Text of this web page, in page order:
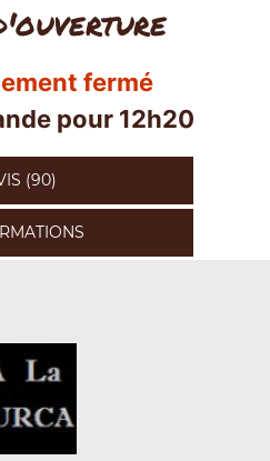
fermé
pour 12h20
(90)